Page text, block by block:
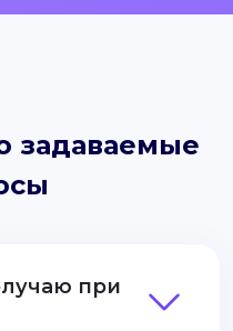
задаваемые
при